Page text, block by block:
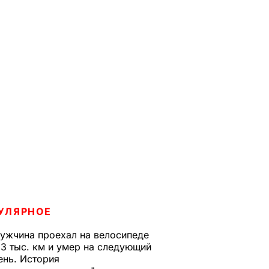
проехал на велосипеде
тыс. км и умер на следующий
История